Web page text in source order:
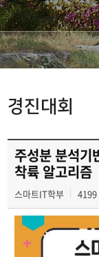
경진대회
주성분 분석기
착륙 알고리즘
스마트IT학부 4199